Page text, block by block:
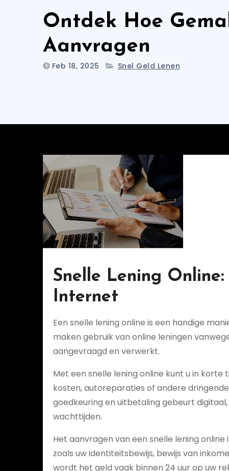
Ontdek Hoe
Aanvragen
Feb 18, 2025 Snel Geld Lenen
Snelle Lening
Internet
Een snelle lening online is een handige
maken gebruik van online leningen
aangevraagd en verwerkt.
Met een snelle lening online kunt u in
kosten, autoreparaties of andere
goedkeuring en uitbetaling gebeurt
wachttijden.
Het aanvragen van een snelle lening
zoals uw identiteitsbewijs, bewijs van
wordt het geld vaak binnen 24 uur op uw